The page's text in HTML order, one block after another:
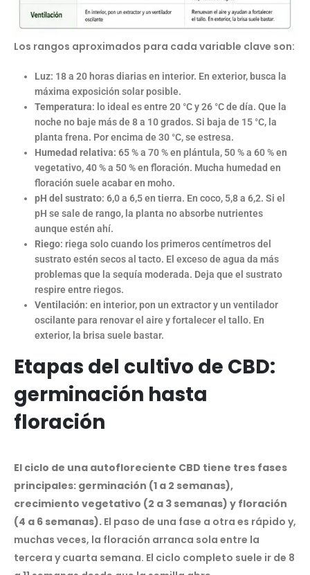
Los rangos aproximados para cada variable clave son:
Luz: 18 a 20 horas diarias en interior. En exterior, busca la
máxima exposición solar posible.
Temperatura: lo ideal es entre 20 °C y 26 °C de día. Que la
noche no baje más de 8 a 10 grados. Si baja de 15 °C, la
planta frena. Por encima de 30 °C, se estresa.
Humedad relativa: 65 % a 70 % en plántula, 50 % a 60 % en
vegetativo, 40 % a 50 % en floración. Mucha humedad en
floración suele acabar en moho.
pH del sustrato: 6,0 a 6,5 en tierra. En coco, 5,8 a 6,2. Si el
pH se sale de rango, la planta no absorbe nutrientes
aunque estén ahí.
Riego: riega solo cuando los primeros centímetros del
sustrato estén secos al tacto. El exceso de agua da más
problemas que la sequía moderada. Deja que el sustrato
respire entre riegos.
Ventilación: en interior, pon un extractor y un ventilador
oscilante para renovar el aire y fortalecer el tallo. En
exterior, la brisa suele bastar.
Etapas del cultivo de CBD:
germinación hasta
floración
El ciclo de una autofloreciente CBD tiene tres fases
principales: germinación (1 a 2 semanas),
crecimiento vegetativo (2 a 3 semanas) y floración
(4 a 6 semanas). El paso de una fase a otra es rápido y,
muchas veces, la floración arranca sola entre la
tercera y cuarta semana. El ciclo completo suele ir de 8